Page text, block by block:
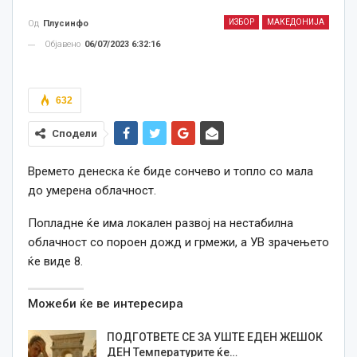
ИЗБОР МАКЕДОНИЈА
Од Плусинфо
Објавено 06/07/2023 6:32:16
632
Сподели
Времето денеска ќе биде сончево и топло со мала
до умерена облачност.
Попладне ќе има локален развој на нестабилна
облачност со пороен дожд и грмежи, а УВ зрачењето
ќе виде 8.
Можеби ќе ве интересира
ПОДГОТВЕТЕ СЕ ЗА УШТЕ ЕДЕН ЖЕШОК
ДЕН Температурите ќе…